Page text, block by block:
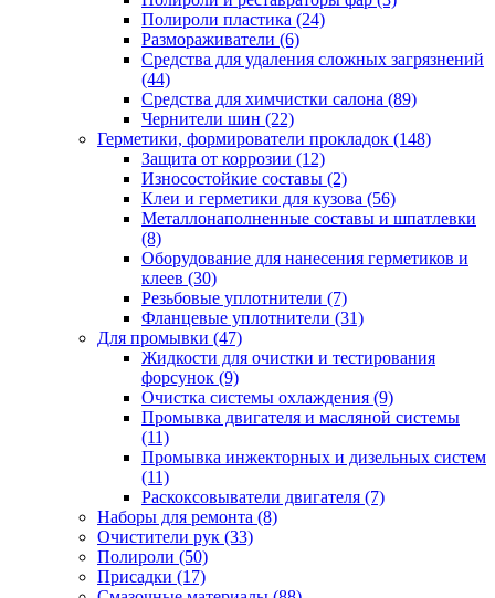
Полироли пластика (24)
Размораживатели (6)
Средства для удаления сложных загрязнений
(44)
Средства для химчистки салона (89)
Чернители шин (22)
Герметики, формирователи прокладок (148)
Защита от коррозии (12)
Износостойкие составы (2)
Клеи и герметики для кузова (56)
Металлонаполненные составы и шпатлевки
(8)
Оборудование для нанесения герметиков и
клеев (30)
Резьбовые уплотнители (7)
Фланцевые уплотнители (31)
Для промывки (47)
Жидкости для очистки и тестирования
форсунок (9)
Очистка системы охлаждения (9)
Промывка двигателя и масляной системы
(11)
Промывка инжекторных и дизельных систем
(11)
Раскоксовыватели двигателя (7)
Наборы для ремонта (8)
Очистители рук (33)
Полироли (50)
Присадки (17)